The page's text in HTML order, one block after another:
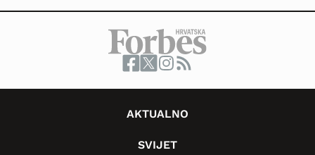
AKTUALNO
SVIJET